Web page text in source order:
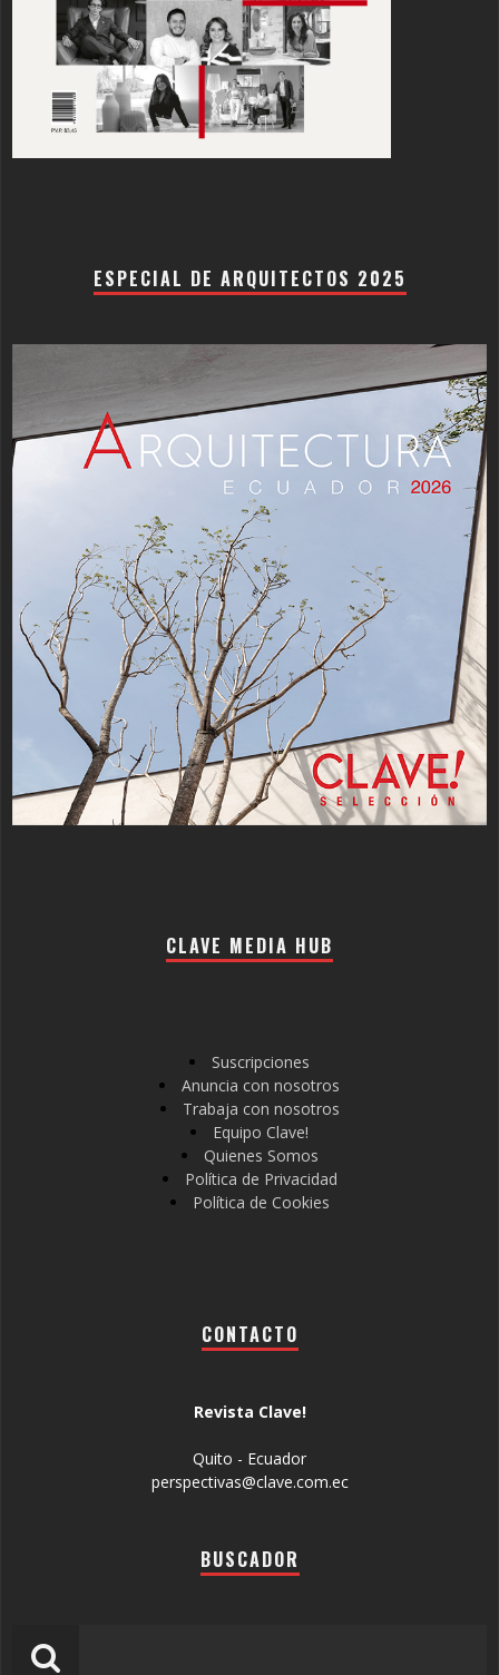
ESPECIAL DE ARQUITECTOS 2025
CLAVE MEDIA HUB
Suscripciones
Anuncia con nosotros
Trabaja con nosotros
Equipo Clave!
Quienes Somos
Política de Privacidad
Política de Cookies
CONTACTO
Revista Clave!
Quito - Ecuador
perspectivas@clave.com.ec
BUSCADOR